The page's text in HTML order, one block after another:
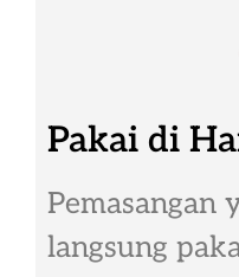
Pakai di
Pemasangan
langsung